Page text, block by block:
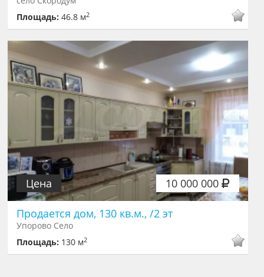
Площадь:46.8 м2
10 000 000
Цена
Продается дом, 130 кв.м., /2 эт
Упорово Село
Площадь: 130 м2